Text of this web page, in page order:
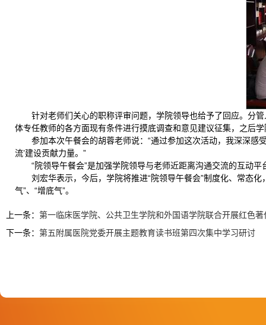
针对老师们关心的职称评审问题，学院领导也给予了回应。分
体专任教师的各方面现有条件进行摸底调查和意见建议征集，之后
参加本次午餐会的胡蓉老师说：“通过参加这次活动，我深深感
流’建设贡献力量。”
“院领导午餐会”是加强学院领导与老师近距离沟通交流的互动
刘宏华表示，今后，学院将推进“院领导午餐会”制度化、常态
气”、“增底气”。
上一条： 第一临床医学院、公共卫生学院和外国语学院联合开展红色著
下一条： 第五附属医院党委开展主题教育读书班第四次集中学习研讨